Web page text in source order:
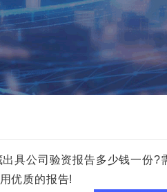
具公司验资报告多少钱一份
优质的报告!